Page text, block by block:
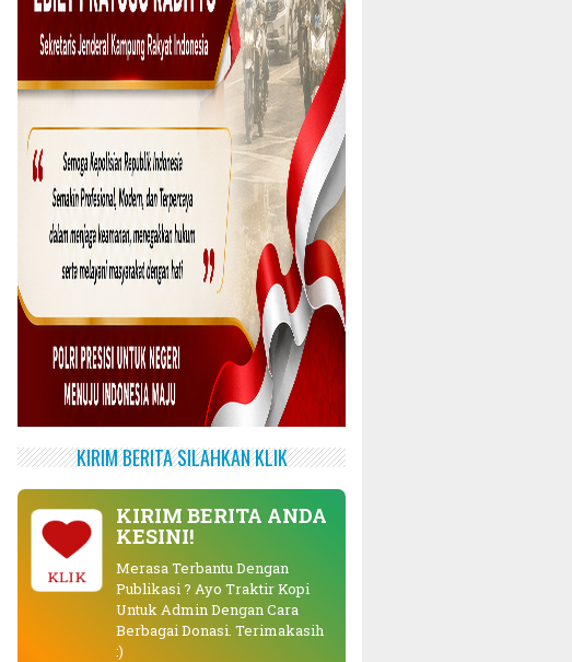
KIRIM BERITA SILAHKAN KLIK
KLIK
KIRIM BERITA ANDA
KESINI!
Merasa Terbantu Dengan
Publikasi ? Ayo Traktir Kopi
Untuk Admin Dengan Cara
Berbagai Donasi. Terimakasih
:)